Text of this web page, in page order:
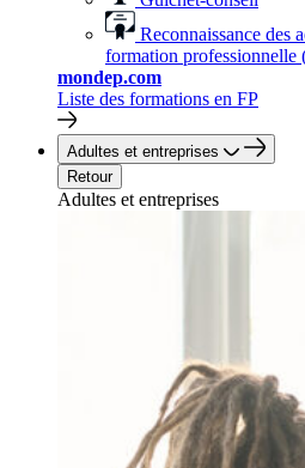
Reconnaissance des
formation professionnelle
mondep.com
Liste des formations en FP
Adultes et entreprises
Retour
Adultes et entreprises